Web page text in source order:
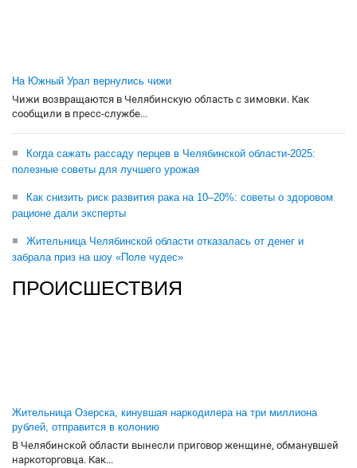
На Южный Урал вернулись чижи
Чижи возвращаются в Челябинскую область с зимовки. Как
сообщили в пресс-службе...
Когда сажать рассаду перцев в Челябинской области-2025:
полезные советы для лучшего урожая
Как снизить риск развития рака на 10–20%: советы о здоровом
рационе дали эксперты
Жительница Челябинской области отказалась от денег и
забрала приз на шоу «Поле чудес»
ПРОИСШЕСТВИЯ
Жительница Озерска, кинувшая наркодилера на три миллиона
рублей, отправится в колонию
В Челябинской области вынесли приговор женщине, обманувшей
наркоторговца. Как...